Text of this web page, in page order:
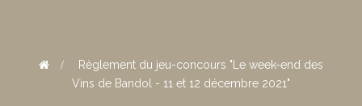
>
Règlement du jeu-concours "Le week-end des
Vins de Bandol - 11 et 12 décembre 2021"